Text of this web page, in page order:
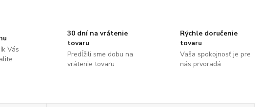
Vás
30 dní na vrátenie
tovaru
Predĺžili sme dobu na
vrátenie tovaru
Rýchle doručenie
tovaru
Vaša spokojnosť je pre
nás prvoradá